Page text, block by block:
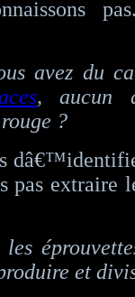
avez du
, aucun
?
pas extraire
les
et